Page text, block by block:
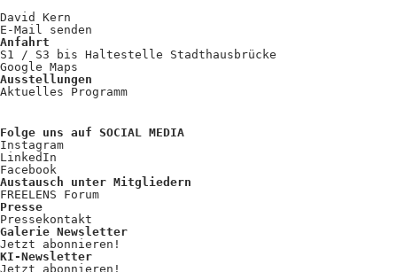
David Kern
E-Mail senden
Anfahrt
S1 / S3 bis Haltestelle Stadthausbrücke
Google Maps
Ausstellungen
Aktuelles Programm
Folge uns auf SOCIAL MEDIA
Instagram
LinkedIn
Facebook
Austausch unter Mitgliedern
FREELENS Forum
Presse
Pressekontakt
Galerie Newsletter
Jetzt abonnieren!
KI-Newsletter
Jetzt abonnieren!